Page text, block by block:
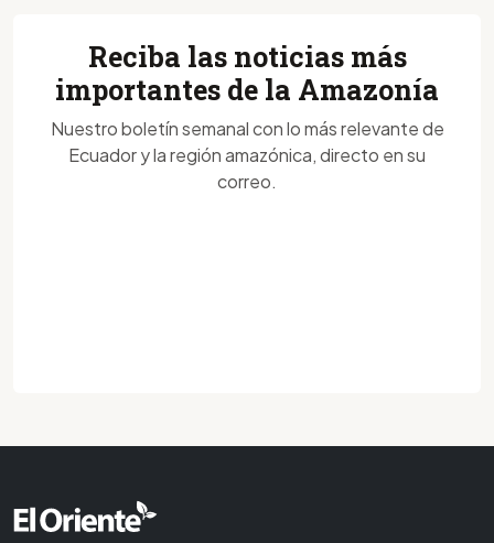
Reciba las noticias más
importantes de la Amazonía
Nuestro boletín semanal con lo más relevante de
Ecuador y la región amazónica, directo en su
correo.